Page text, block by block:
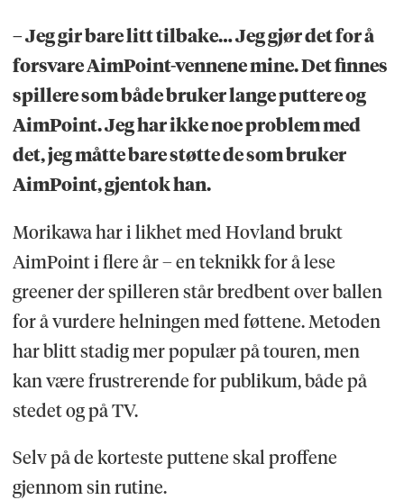
– Jeg gir bare litt tilbake… Jeg gjør det for å
forsvare AimPoint-vennene mine. Det finnes
spillere som både bruker lange puttere og
AimPoint. Jeg har ikke noe problem med
det, jeg måtte bare støtte de som bruker
AimPoint, gjentok han.
Morikawa har i likhet med Hovland brukt
AimPoint i flere år – en teknikk for å lese
greener der spilleren står bredbent over ballen
for å vurdere helningen med føttene. Metoden
har blitt stadig mer populær på touren, men
kan være frustrerende for publikum, både på
stedet og på TV.
Selv på de korteste puttene skal proffene
gjennom sin rutine.